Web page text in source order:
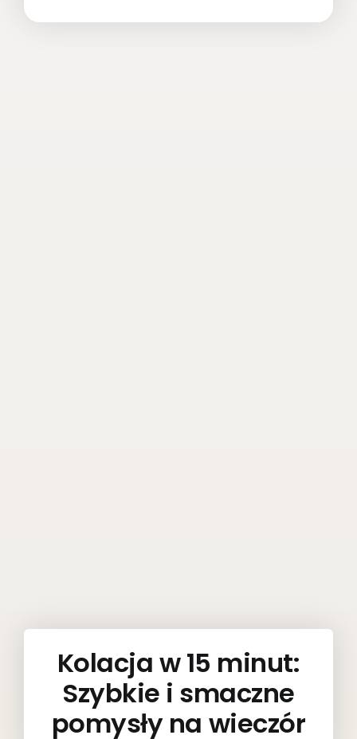
Kolacja w 15 minut:
Szybkie i smaczne
pomysły na wieczór